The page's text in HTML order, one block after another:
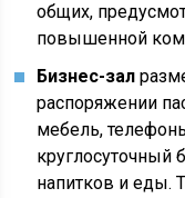
общих,
повышенной
Бизнес-зал
распоряжении
мебель,
напитков и еды.